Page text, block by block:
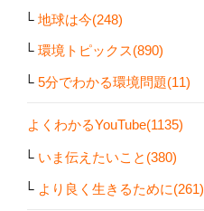
地球は今(248)
環境トピックス(890)
5分でわかる環境問題(11)
よくわかるYouTube(1135)
いま伝えたいこと(380)
より良く生きるために(261)